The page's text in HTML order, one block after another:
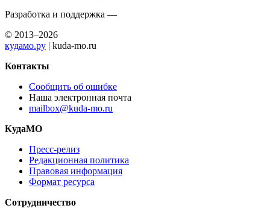
Разработка и поддержка —
© 2013–2026
кудамо.ру | kuda-mo.ru
Контакты
Сообщить об ошибке
Наша электронная почта
mailbox@kuda-mo.ru
КудаМО
Пресс-релиз
Редакционная политика
Правовая информация
Формат ресурса
Сотрудничество